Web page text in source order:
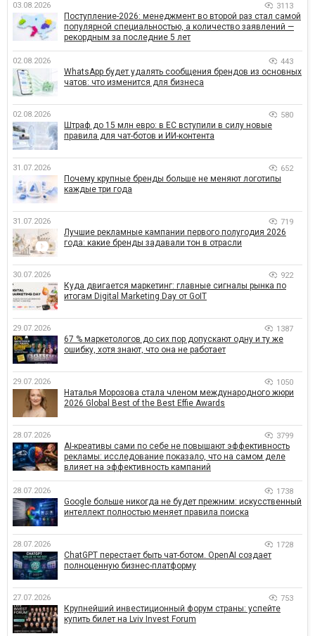
03.08.2026 3113
Поступление-2026: менеджмент во второй раз стал самой
популярной специальностью, а количество заявлений —
рекордным за последние 5 лет
02.08.2026 443
WhatsApp будет удалять сообщения брендов из основных
чатов: что изменится для бизнеса
02.08.2026 580
Штраф до 15 млн евро: в ЕС вступили в силу новые
правила для чат-ботов и ИИ-контента
31.07.2026 652
Почему крупные бренды больше не меняют логотипы
каждые три года
31.07.2026 719
Лучшие рекламные кампании первого полугодия 2026
года: какие бренды задавали тон в отрасли
30.07.2026 922
Куда двигается маркетинг: главные сигналы рынка по
итогам Digital Marketing Day от GoIT
29.07.2026 1387
67 % маркетологов до сих пор допускают одну и ту же
ошибку, хотя знают, что она не работает
29.07.2026 1050
Наталья Морозова стала членом международного жюри
2026 Global Best of the Best Effie Awards
28.07.2026 3799
AI-креативы сами по себе не повышают эффективность
рекламы: исследование показало, что на самом деле
влияет на эффективность кампаний
28.07.2026 1738
Google больше никогда не будет прежним: искусственный
интеллект полностью меняет правила поиска
28.07.2026 1728
ChatGPT перестает быть чат-ботом. OpenAI создает
полноценную бизнес-платформу
27.07.2026 753
Крупнейший инвестиционный форум страны: успейте
купить билет на Lviv Invest Forum